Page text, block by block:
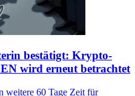
bestätigt: Krypto-
wird erneut betrachtet
weitere 60 Tage Zeit für